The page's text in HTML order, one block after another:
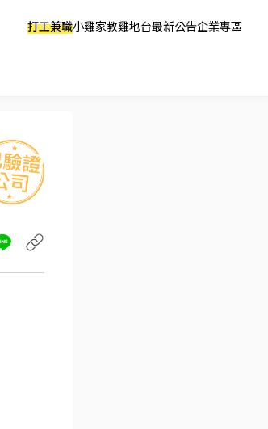
打工兼職小雞家教雞地台最新公告企業專區